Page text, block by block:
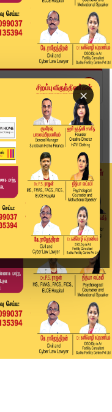
×
31 பேர் உயி...